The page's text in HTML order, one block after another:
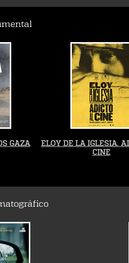
GAZA
ELOY DE LA IGLESIA.
CINE